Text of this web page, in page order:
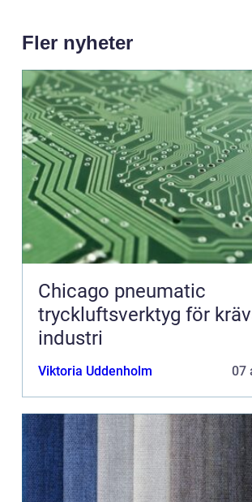
Fler nyheter
Chicago pneumatic
tryckluftsverktyg för
industri
Viktoria Uddenholm 07